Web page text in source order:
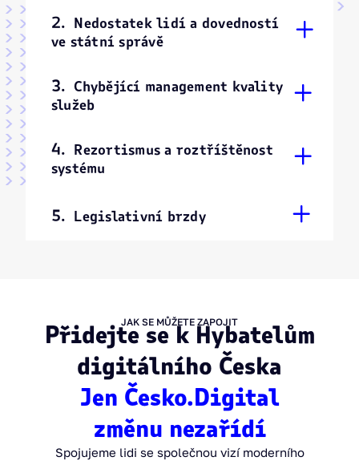
2. Nedostatek lidí a dovedností
ve státní správě
+
3. Chybějící management kvality
služeb
+
4. Rezortismus a roztříštěnost
systému
+
5. Legislativní brzdy +
JAK SE MŮŽETE ZAPOJIT
Přidejte se k Hybatelům
digitálního Česka
Jen Česko.Digital
změnu nezařídí
Spojujeme lidi se společnou vizí moderního